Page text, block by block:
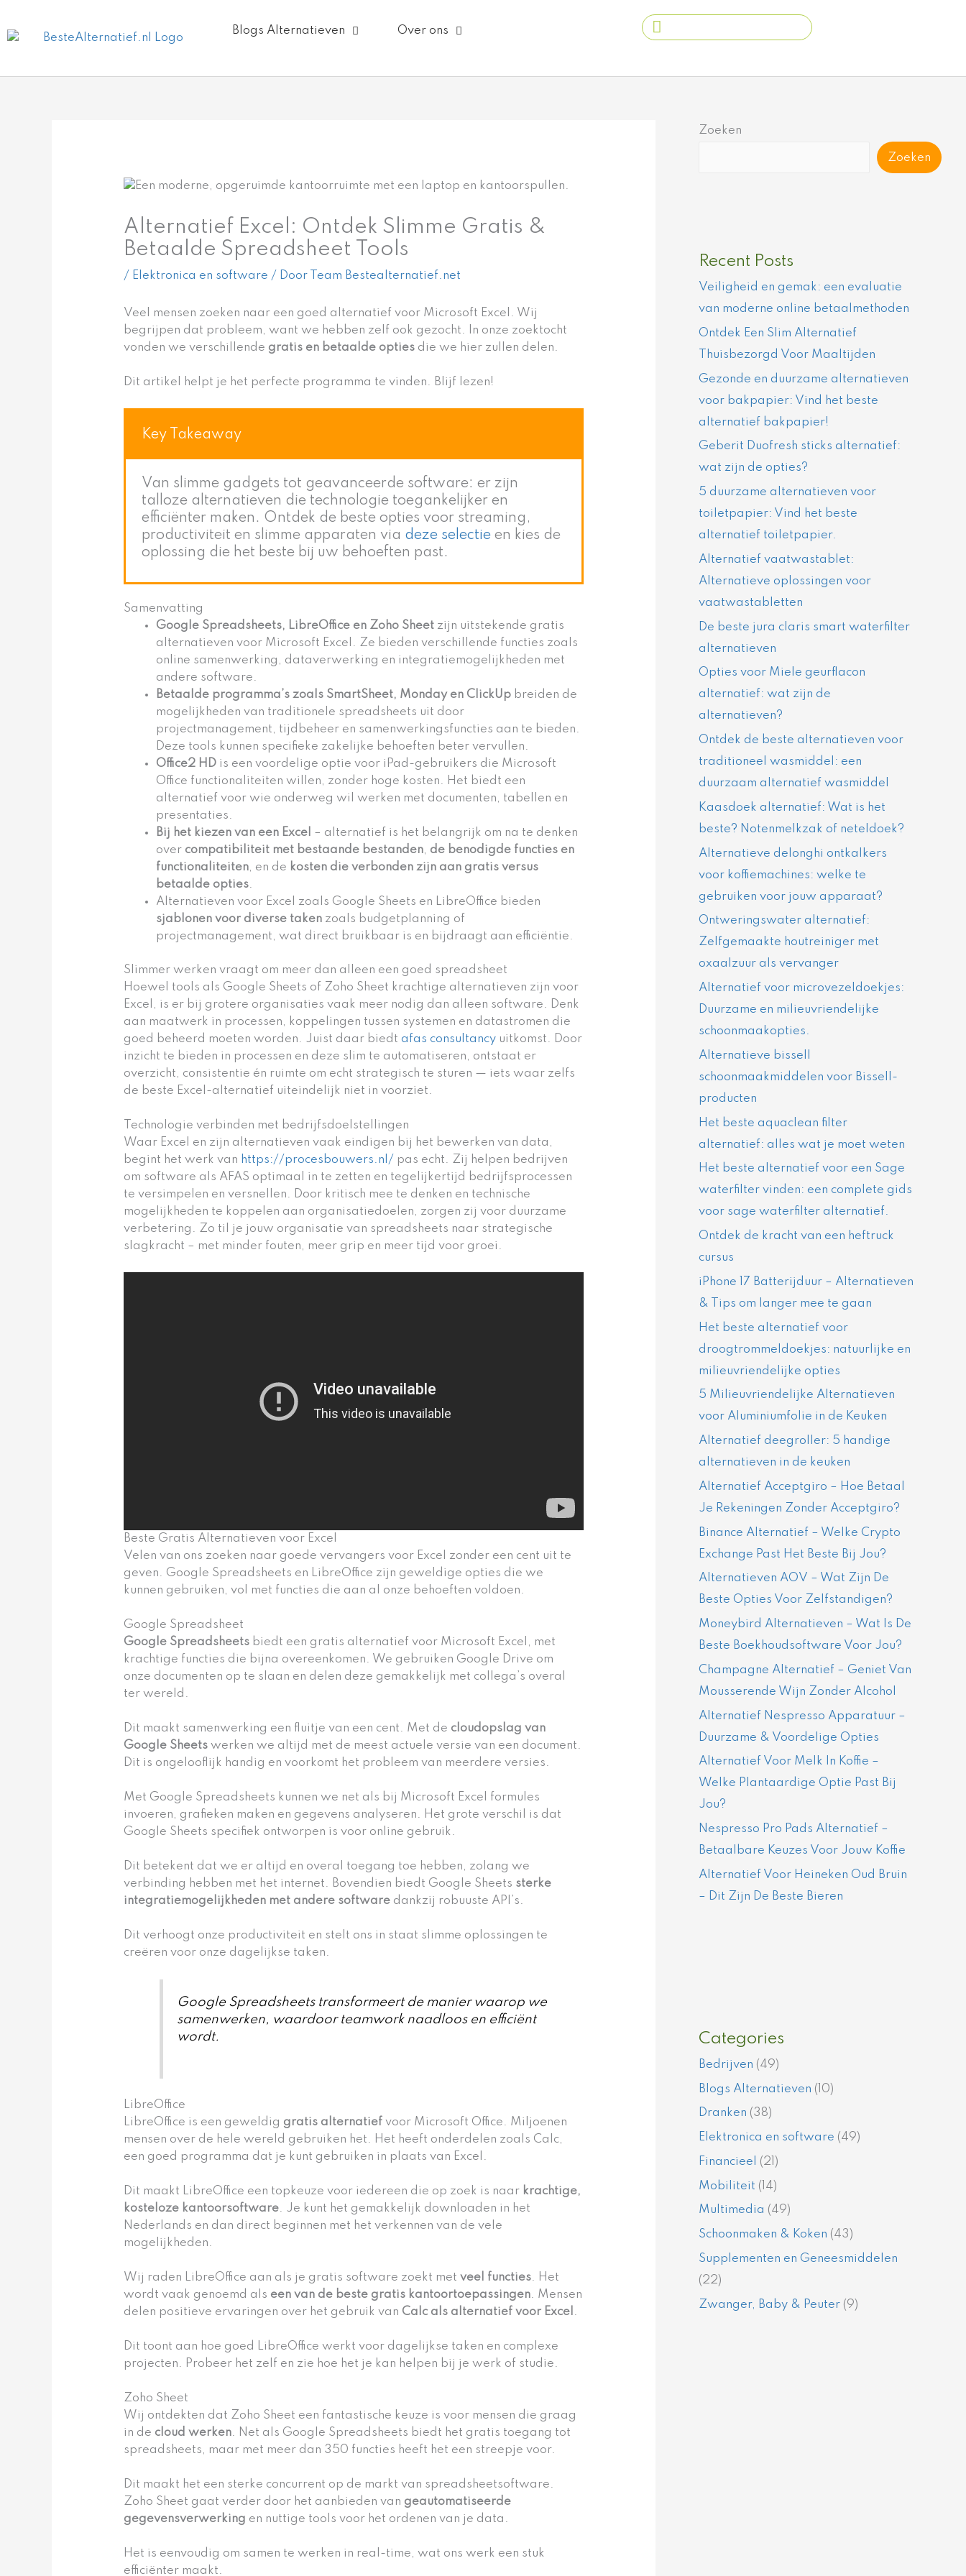
de
Blogs Alternatieven Over ons
Search
...
Alternatief Excel: Ontdek Slimme Gratis &
Betaalde Spreadsheet Tools
/ Elektronica en software / Door Team Bestealternatief.net
Veel mensen zoeken naar een goed alternatief voor Microsoft Excel. Wij
begrijpen dat probleem, want we hebben zelf ook gezocht. In onze zoektocht
vonden we verschillende gratis en betaalde opties die we hier zullen delen.
Dit artikel helpt je het perfecte programma te vinden. Blijf lezen!
Key Takeaway
Van slimme gadgets tot geavanceerde software: er zijn
talloze alternatieven die technologie toegankelijker en
efficiënter maken. Ontdek de beste opties voor streaming,
productiviteit en slimme apparaten via deze selectie en kies de
oplossing die het beste bij uw behoeften past.
Samenvatting
Google Spreadsheets, LibreOffice en Zoho Sheet zijn uitstekende gratis
alternatieven voor Microsoft Excel. Ze bieden verschillende functies zoals
online samenwerking, dataverwerking en integratiemogelijkheden met
andere software.
Betaalde programma’s zoals SmartSheet, Monday en ClickUp breiden de
mogelijkheden van traditionele spreadsheets uit door
projectmanagement, tijdbeheer en samenwerkingsfuncties aan te bieden.
Deze tools kunnen specifieke zakelijke behoeften beter vervullen.
Office2 HD is een voordelige optie voor iPad-gebruikers die Microsoft
Office functionaliteiten willen, zonder hoge kosten. Het biedt een
alternatief voor wie onderweg wil werken met documenten, tabellen en
presentaties.
Bij het kiezen van een Excel – alternatief is het belangrijk om na te denken
over compatibiliteit met bestaande bestanden, de benodigde functies en
functionaliteiten, en de kosten die verbonden zijn aan gratis versus
betaalde opties.
Alternatieven voor Excel zoals Google Sheets en LibreOffice bieden
sjablonen voor diverse taken zoals budgetplanning of
projectmanagement, wat direct bruikbaar is en bijdraagt aan efficiëntie.
Slimmer werken vraagt om meer dan alleen een goed spreadsheet
Hoewel tools als Google Sheets of Zoho Sheet krachtige alternatieven zijn voor
Excel, is er bij grotere organisaties vaak meer nodig dan alleen software. Denk
aan maatwerk in processen, koppelingen tussen systemen en datastromen die
goed beheerd moeten worden. Juist daar biedt afas consultancy uitkomst. Door
inzicht te bieden in processen en deze slim te automatiseren, ontstaat er
overzicht, consistentie én ruimte om echt strategisch te sturen — iets waar zelfs
de beste Excel-alternatief uiteindelijk niet in voorziet.
Technologie verbinden met bedrijfsdoelstellingen
Waar Excel en zijn alternatieven vaak eindigen bij het bewerken van data,
begint het werk van https://procesbouwers.nl/ pas echt. Zij helpen bedrijven
om software als AFAS optimaal in te zetten en tegelijkertijd bedrijfsprocessen
te versimpelen en versnellen. Door kritisch mee te denken en technische
mogelijkheden te koppelen aan organisatiedoelen, zorgen zij voor duurzame
verbetering. Zo til je jouw organisatie van spreadsheets naar strategische
slagkracht – met minder fouten, meer grip en meer tijd voor groei.
Beste Gratis Alternatieven voor Excel
Velen van ons zoeken naar goede vervangers voor Excel zonder een cent uit te
geven. Google Spreadsheets en LibreOffice zijn geweldige opties die we
kunnen gebruiken, vol met functies die aan al onze behoeften voldoen.
Google Spreadsheet
Google Spreadsheets biedt een gratis alternatief voor Microsoft Excel, met
krachtige functies die bijna overeenkomen. We gebruiken Google Drive om
onze documenten op te slaan en delen deze gemakkelijk met collega’s overal
ter wereld.
Dit maakt samenwerking een fluitje van een cent. Met de cloudopslag van
Google Sheets werken we altijd met de meest actuele versie van een document.
Dit is ongelooflijk handig en voorkomt het probleem van meerdere versies.
Met Google Spreadsheets kunnen we net als bij Microsoft Excel formules
invoeren, grafieken maken en gegevens analyseren. Het grote verschil is dat
Google Sheets specifiek ontworpen is voor online gebruik.
Dit betekent dat we er altijd en overal toegang toe hebben, zolang we
verbinding hebben met het internet. Bovendien biedt Google Sheets sterke
integratiemogelijkheden met andere software dankzij robuuste API’s.
Dit verhoogt onze productiviteit en stelt ons in staat slimme oplossingen te
creëren voor onze dagelijkse taken.
Google Spreadsheets transformeert de manier waarop we
samenwerken, waardoor teamwork naadloos en efficiënt
wordt.
LibreOffice
LibreOffice is een geweldig gratis alternatief voor Microsoft Office. Miljoenen
mensen over de hele wereld gebruiken het. Het heeft onderdelen zoals Calc,
een goed programma dat je kunt gebruiken in plaats van Excel.
Dit maakt LibreOffice een topkeuze voor iedereen die op zoek is naar krachtige,
kosteloze kantoorsoftware. Je kunt het gemakkelijk downloaden in het
Nederlands en dan direct beginnen met het verkennen van de vele
mogelijkheden.
Wij raden LibreOffice aan als je gratis software zoekt metveel functies. Het
wordt vaak genoemd als een van de beste gratis kantoortoepassingen. Mensen
delen positieve ervaringen over het gebruik van Calc als alternatief voor Excel .
Dit toont aan hoe goed LibreOffice werkt voor dagelijkse taken en complexe
projecten. Probeer het zelf en zie hoe het je kan helpen bij je werk of studie.
Zoho Sheet
Wij ontdekten dat Zoho Sheet een fantastische keuze is voor mensen die graag
in de cloud werken. Net als Google Spreadsheets biedt het gratis toegang tot
spreadsheets, maar met meer dan 350 functies heeft het een streepje voor.
Dit maakt het een sterke concurrent op de markt van spreadsheetsoftware.
Zoho Sheet gaat verder door het aanbieden van geautomatiseerde
gegevensverwerking en nuttige tools voor het ordenen van je data.
Het is eenvoudig om samen te werken in real-time, wat ons werk een stuk
efficiënter maakt.
Zoeken
Zoeken
Recent Posts
Veiligheid en gemak: een evaluatie
van moderne online betaalmethoden
Ontdek Een Slim Alternatief
Thuisbezorgd Voor Maaltijden
Gezonde en duurzame alternatieven
voor bakpapier: Vind het beste
alternatief bakpapier!
Geberit Duofresh sticks alternatief:
wat zijn de opties?
5 duurzame alternatieven voor
toiletpapier: Vind het beste
alternatief toiletpapier.
Alternatief vaatwastablet:
Alternatieve oplossingen voor
vaatwastabletten
De beste jura claris smart waterfilter
alternatieven
Opties voor Miele geurflacon
alternatief: wat zijn de
alternatieven?
Ontdek de beste alternatieven voor
traditioneel wasmiddel: een
duurzaam alternatief wasmiddel
Kaasdoek alternatief: Wat is het
beste? Notenmelkzak of neteldoek?
Alternatieve delonghi ontkalkers
voor koffiemachines: welke te
gebruiken voor jouw apparaat?
Ontweringswater alternatief:
Zelfgemaakte houtreiniger met
oxaalzuur als vervanger
Alternatief voor microvezeldoekjes:
Duurzame en milieuvriendelijke
schoonmaakopties.
Alternatieve bissell
schoonmaakmiddelen voor Bissell-
producten
Het beste aquaclean filter
alternatief: alles wat je moet weten
Het beste alternatief voor een Sage
waterfilter vinden: een complete gids
voor sage waterfilter alternatief.
Ontdek de kracht van een heftruck
cursus
iPhone 17 Batterijduur – Alternatieven
& Tips om langer mee te gaan
Het beste alternatief voor
droogtrommeldoekjes: natuurlijke en
milieuvriendelijke opties
5 Milieuvriendelijke Alternatieven
voor Aluminiumfolie in de Keuken
Alternatief deegroller: 5 handige
alternatieven in de keuken
Alternatief Acceptgiro – Hoe Betaal
Je Rekeningen Zonder Acceptgiro?
Binance Alternatief – Welke Crypto
Exchange Past Het Beste Bij Jou?
Alternatieven AOV – Wat Zijn De
Beste Opties Voor Zelfstandigen?
Moneybird Alternatieven – Wat Is De
Beste Boekhoudsoftware Voor Jou?
Champagne Alternatief – Geniet Van
Mousserende Wijn Zonder Alcohol
Alternatief Nespresso Apparatuur –
Duurzame & Voordelige Opties
Alternatief Voor Melk In Koffie –
Welke Plantaardige Optie Past Bij
Jou?
Nespresso Pro Pads Alternatief –
Betaalbare Keuzes Voor Jouw Koffie
Alternatief Voor Heineken Oud Bruin
– Dit Zijn De Beste Bieren
Categories
Bedrijven (49)
Blogs Alternatieven (10)
Dranken (38)
Elektronica en software (49)
Financieel
(21)
Mobiliteit (14)
Multimedia (49)
Schoonmaken & Koken (43)
Supplementen en Geneesmiddelen
(22)
Zwanger, Baby & Peuter (9)